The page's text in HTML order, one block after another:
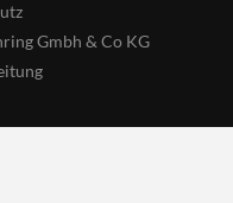
Gmbh & Co KG